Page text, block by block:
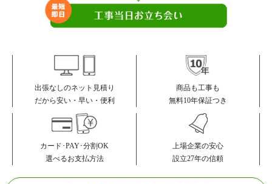
出張なしのネット見積り
だから安い・早い・便利
商品も工事も
無料10年保証つき
カード･PAY･分割OK
選べるお支払方法
上場企業の安心
設立27年の信頼